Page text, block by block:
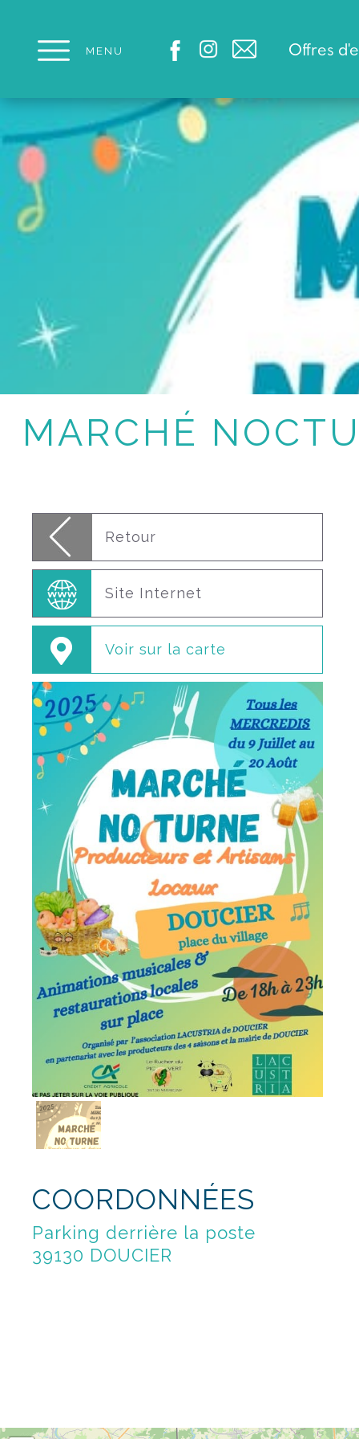
MENU Offres
MARCHÉ
Retour
Site Internet
Voir sur la carte
COORDONNÉES
Parking derrière la poste
39130 DOUCIER